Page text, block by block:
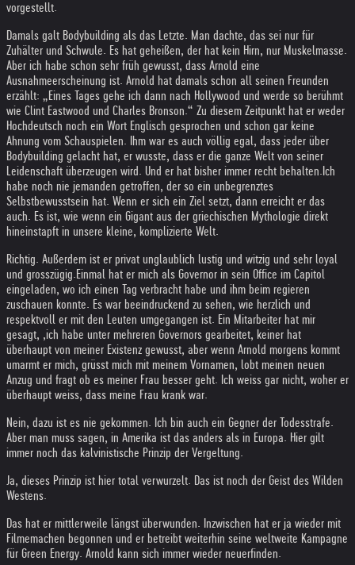
vorgestellt.
Damals galt Bodybuilding als das Letzte. Man dachte, das sei nur für
Zuhälter und Schwule. Es hat geheißen, der hat kein Hirn, nur Muskelmasse.
Aber ich habe schon sehr früh gewusst, dass Arnold eine
Ausnahmeerscheinung ist. Arnold hat damals schon all seinen Freunden
erzählt: „Eines Tages gehe ich dann nach Hollywood und werde so berühmt
wie Clint Eastwood und Charles Bronson.“ Zu diesem Zeitpunkt hat er weder
Hochdeutsch noch ein Wort Englisch gesprochen und schon gar keine
Ahnung vom Schauspielen. Ihm war es auch völlig egal, dass jeder über
Bodybuilding gelacht hat, er wusste, dass er die ganze Welt von seiner
Leidenschaft überzeugen wird. Und er hat bisher immer recht behalten. Ich
habe noch nie jemanden getroffen, der so ein unbegrenztes
Selbstbewusstsein hat. Wenn er sich ein Ziel setzt, dann erreicht er das
auch. Es ist, wie wenn ein Gigant aus der griechischen Mythologie direkt
hineinstapft in unsere kleine, komplizierte Welt.
Richtig. Außerdem ist er privat unglaublich lustig und witzig und sehr loyal
und grosszügig.Einmal hat er mich als Governor in sein Office im Capitol
eingeladen, wo ich einen Tag verbracht habe und ihm beim regieren
zuschauen konnte. Es war beeindruckend zu sehen, wie herzlich und
respektvoll er mit den Leuten umgegangen ist. Ein Mitarbeiter hat mir
gesagt, ‚ich habe unter mehreren Governors gearbeitet, keiner hat
überhaupt von meiner Existenz gewusst, aber wenn Arnold morgens kommt
umarmt er mich, grüsst mich mit meinem Vornamen, lobt meinen neuen
Anzug und fragt ob es meiner Frau besser geht. Ich weiss gar nicht, woher er
überhaupt weiss, dass meine Frau krank war.
Nein, dazu ist es nie gekommen. Ich bin auch ein Gegner der Todesstrafe.
Aber man muss sagen, in Amerika ist das anders als in Europa. Hier gilt
immer noch das kalvinistische Prinzip der Vergeltung.
Ja, dieses Prinzip ist hier total verwurzelt. Das ist noch der Geist des Wilden
Westens.
Das hat er mittlerweile längst überwunden. Inzwischen hat er ja wieder mit
Filmemachen begonnen und er betreibt weiterhin seine weltweite Kampagne
für Green Energy. Arnold kann sich immer wieder neuerfinden.